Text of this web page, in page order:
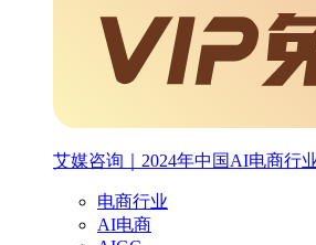
艾媒咨询｜2024年中国AI电商行
电商行业
AI电商